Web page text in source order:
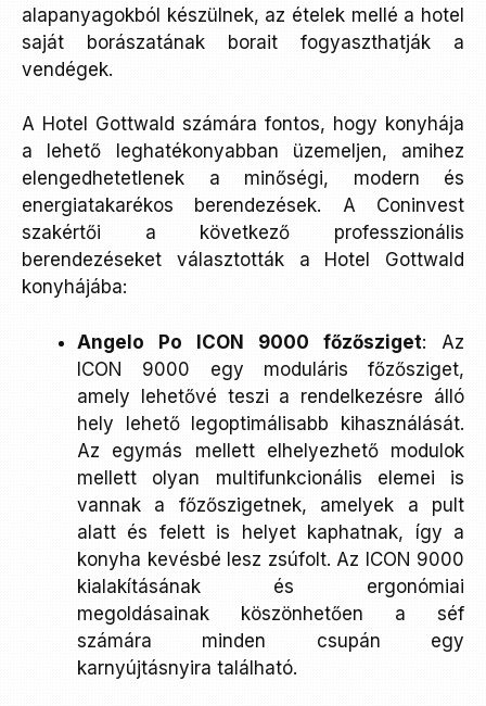
alapanyagokból készülnek, az ételek mellé a hotel
saját borászatának borait fogyaszthatják a
vendégek.
A Hotel Gottwald számára fontos, hogy konyhája
a lehető leghatékonyabban üzemeljen, amihez
elengedhetetlenek a minőségi, modern és
energiatakarékos berendezések. A Coninvest
szakértői a következő professzionális
berendezéseket választották a Hotel Gottwald
konyhájába:
Angelo Po ICON 9000 főzősziget: Az
ICON 9000 egy moduláris főzősziget,
amely lehetővé teszi a rendelkezésre álló
hely lehető legoptimálisabb kihasználását.
Az egymás mellett elhelyezhető modulok
mellett olyan multifunkcionális elemei is
vannak a főzőszigetnek, amelyek a pult
alatt és felett is helyet kaphatnak, így a
konyha kevésbé lesz zsúfolt. Az ICON 9000
kialakításának és ergonómiai
megoldásainak köszönhetően a séf
számára minden csupán egy
karnyújtásnyira található.